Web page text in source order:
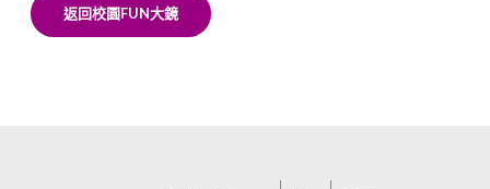
返回校園FUN大鏡